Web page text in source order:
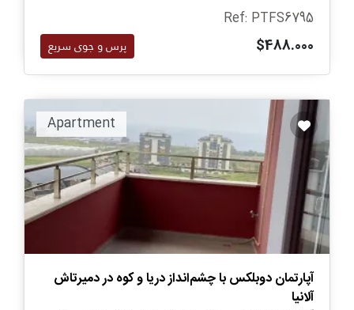
Ref: PTFS6795
$488.000 پرس و جوی سریع
Apartment
آپارتمان دوبلکس با چشم‌انداز دریا و کوه در دمیرتاش
آلانیا